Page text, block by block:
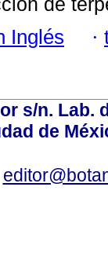
Inglés ·
s/n. Lab.
de